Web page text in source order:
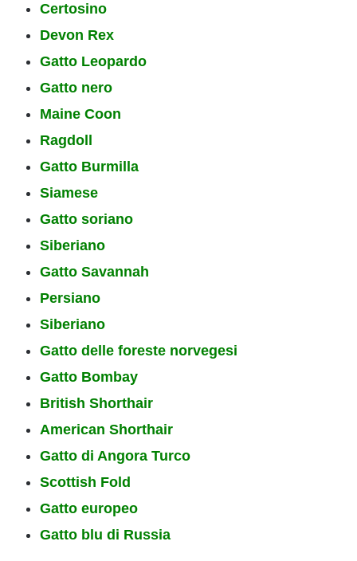
Certosino
Devon Rex
Gatto Leopardo
Gatto nero
Maine Coon
Ragdoll
Gatto Burmilla
Siamese
Gatto soriano
Siberiano
Gatto Savannah
Persiano
Siberiano
Gatto delle foreste norvegesi
Gatto Bombay
British Shorthair
American Shorthair
Gatto di Angora Turco
Scottish Fold
Gatto europeo
Gatto blu di Russia